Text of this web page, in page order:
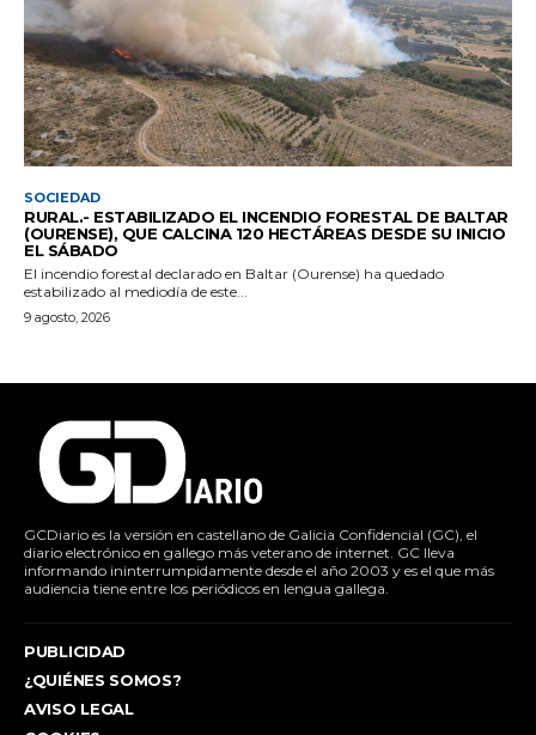
SOCIEDAD
RURAL.- ESTABILIZADO EL INCENDIO FORESTAL DE BALTAR
(OURENSE), QUE CALCINA 120 HECTÁREAS DESDE SU INICIO
EL SÁBADO
El incendio forestal declarado en Baltar (Ourense) ha quedado
estabilizado al mediodía de este...
9 agosto, 2026
GCDiario es la versión en castellano de Galicia Confidencial (GC), el
diario electrónico en gallego más veterano de internet. GC lleva
informando ininterrumpidamente desde el año 2003 y es el que más
audiencia tiene entre los periódicos en lengua gallega.
PUBLICIDAD
¿QUIÉNES SOMOS?
AVISO LEGAL